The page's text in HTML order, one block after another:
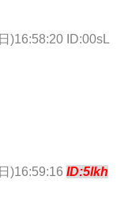
)16:58:20 ID:00sL
)16:59:16 ID:5lkh